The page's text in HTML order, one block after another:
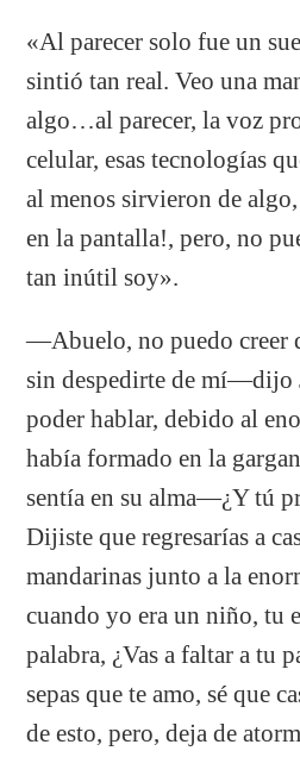
«Al parecer solo fue un
sintió tan real. Veo una
algo…al parecer, la voz
celular, esas tecnologías
al menos sirvieron de
en la pantalla!, pero, no
tan inútil soy».
—Abuelo, no puedo creer
sin despedirte de mí—dijo
poder hablar, debido al
había formado en la
sentía en su alma—¿Y tú
Dijiste que regresarías a
mandarinas junto a la
cuando yo era un niño, tu
palabra, ¿Vas a faltar a tu
sepas que te amo, sé que
de esto, pero, deja de